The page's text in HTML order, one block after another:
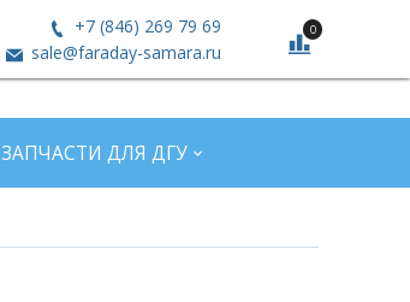
+7 (846) 269 79 69
sale@faraday-samara.ru
0
ЗАПЧАСТИ ДЛЯ ДГУ